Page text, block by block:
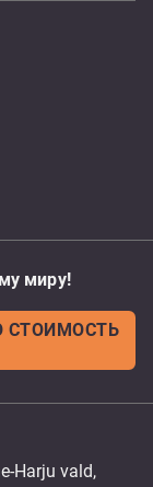
миру!
СТОИМОСТЬ
Harju vald,